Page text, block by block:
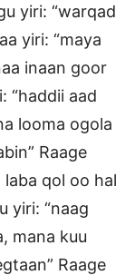
yiri: “warqad
yiri: “maya
inaan goor
“haddii aad
looma ogola
Raage
laba qol oo hal
yiri: “naag
mana kuu
Raage